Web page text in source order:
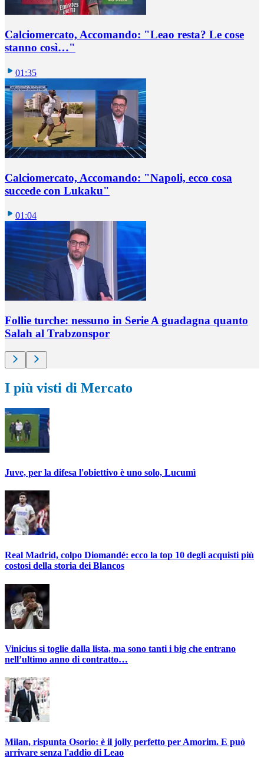
Calciomercato, Accomando: "Leao resta? Le cose
stanno così…"
01:35
Calciomercato, Accomando: "Napoli, ecco cosa
succede con Lukaku"
01:04
Follie turche: nessuno in Serie A guadagna quanto
Salah al Trabzonspor
I più visti di Mercato
Juve, per la difesa l'obiettivo è uno solo, Lucumì
Real Madrid, colpo Diomandé: ecco la top 10 degli acquisti più
costosi della storia dei Blancos
Vinicius si toglie dalla lista, ma sono tanti i big che entrano
nell’ultimo anno di contratto…
Milan, rispunta Osorio: è il jolly perfetto per Amorim. E può
arrivare senza l'addio di Leao